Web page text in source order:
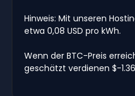
Hinweis: Mit unseren
etwa 0,08 USD pro kWh.
Wenn der BTC-Preis
geschätzt verdienen $-